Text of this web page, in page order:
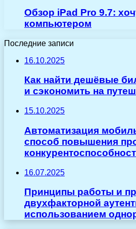
Обзор iPad Pro 9.7:
компьютером
Последние записи
16.10.2025
Как найти дешёвые
и сэкономить на
15.10.2025
Автоматизация
способ повышения
16.07.2025
Принципы работы и
двухфакторной
использованием